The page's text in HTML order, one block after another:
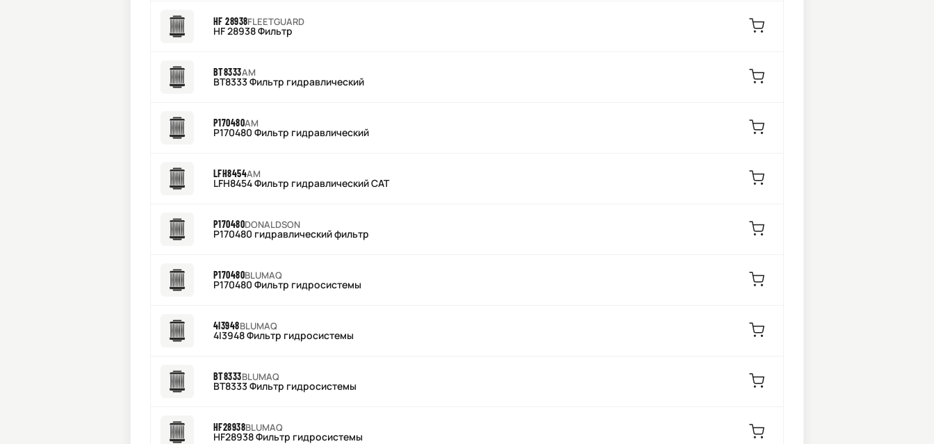
HF 28938FLEETGUARD
HF 28938 Фильтр
BT8333AM
BT8333 Фильтр гидравлический
P170480AM
P170480 Фильтр гидравлический
LFH8454AM
LFH8454 Фильтр гидравлический CAT
P170480DONALDSON
P170480 гидравлический фильтр
P170480BLUMAQ
P170480 Фильтр гидросистемы
4I3948BLUMAQ
4I3948 Фильтр гидросистемы
BT8333BLUMAQ
BT8333 Фильтр гидросистемы
HF28938BLUMAQ
HF28938 Фильтр гидросистемы